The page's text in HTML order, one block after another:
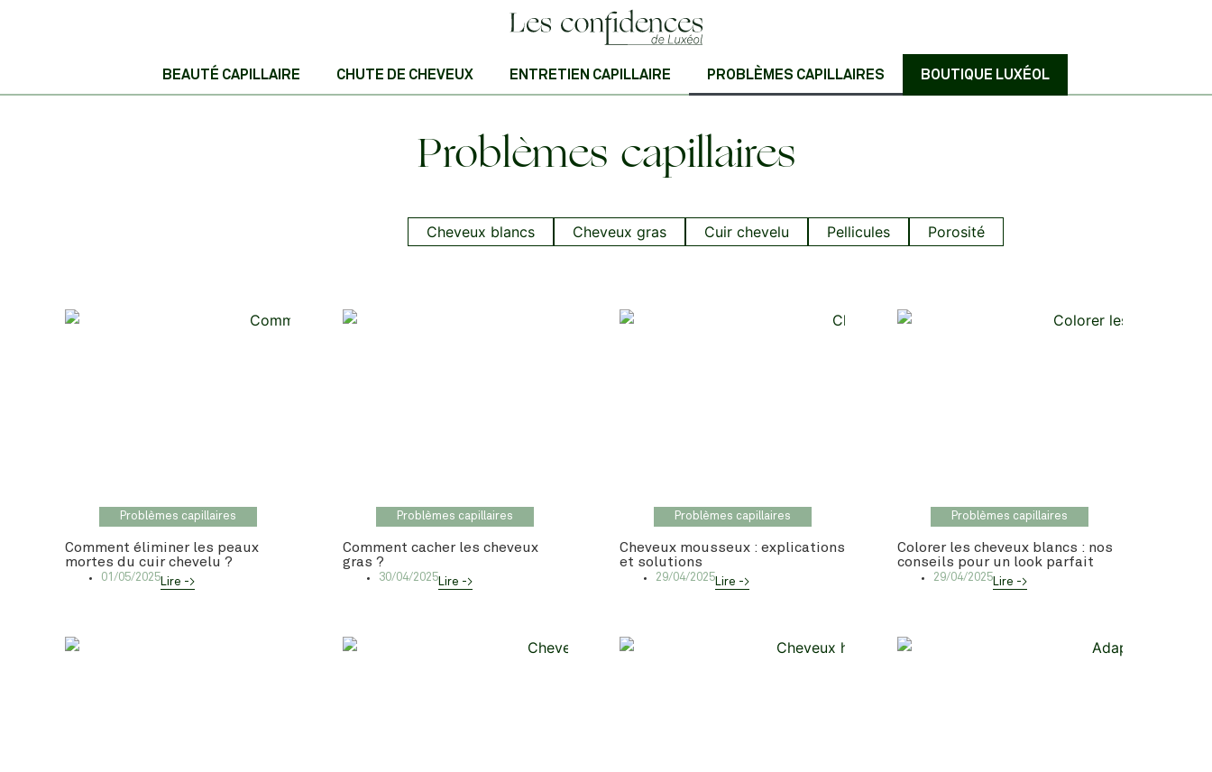
BEAUTÉ CAPILLAIRE CHUTE DE CHEVEUX ENTRETIEN CAPILLAIRE PROBLÈMES CAPILLAIRES BOUTIQUE LUXÉOL
Problèmes capillaires
Cheveux blancs Cheveux gras Cuir chevelu Pellicules Porosité
Problèmes capillaires
Comment éliminer les peaux
mortes du cuir chevelu ?
01/05/2025Lire ->
Problèmes capillaires
Comment cacher les cheveux
gras ?
30/04/2025Lire ->
Problèmes capillaires
Cheveux mousseux : explications
et solutions
29/04/2025Lire ->
Problèmes capillaires
Colorer les cheveux blancs : nos
conseils pour un look parfait
29/04/2025Lire ->